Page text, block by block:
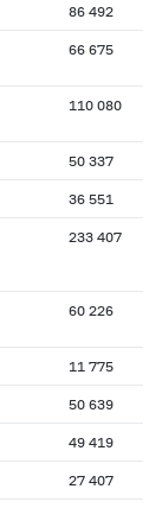
86 492
66 675
110 080
50 337
36 551
233 407
60 226
11 775
50 639
49 419
27 407